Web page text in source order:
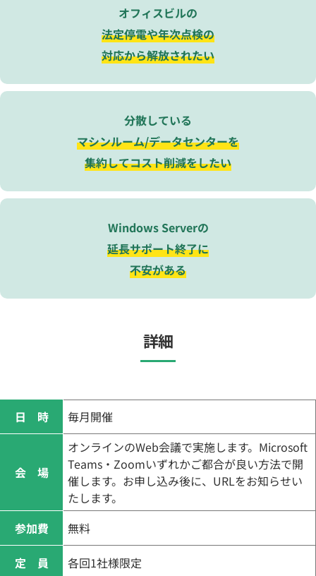
オフィスビルの
法定停電や年次点検の
対応から解放されたい
分散している
マシンルーム/データセンターを
集約してコスト削減をしたい
Windows Serverの
延長サポート終了に
不安がある
詳細
日 時 毎月開催
会 場
オンラインのWeb会議で実施します。Microsoft
Teams・Zoomいずれかご都合が良い方法で開
催します。お申し込み後に、URLをお知らせい
たします。
参加費
無料
定 員 各回1社様限定